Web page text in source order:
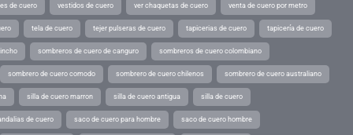
de cuero vestidos de cuero ver chaquetas de cuero venta de cuero por metro
tela de cuero tejer pulseras de cuero tapicerias de cuero tapicería de cuero
sombreros de cuero de canguro sombreros de cuero colombiano
sombrero de cuero comodo sombrero de cuero chilenos sombrero de cuero australiano
silla de cuero marron silla de cuero antigua silla de cuero
de cuero saco de cuero para hombre saco de cuero hombre